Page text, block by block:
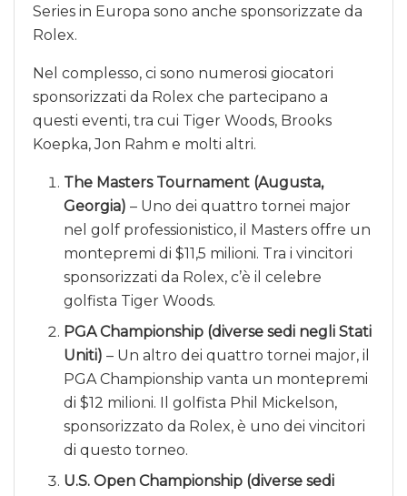
Series in Europa sono anche sponsorizzate da
Rolex.
Nel complesso, ci sono numerosi giocatori
sponsorizzati da Rolex che partecipano a
questi eventi, tra cui Tiger Woods, Brooks
Koepka, Jon Rahm e molti altri.
The Masters Tournament (Augusta,
Georgia) – Uno dei quattro tornei major
nel golf professionistico, il Masters offre un
montepremi di $11,5 milioni. Tra i vincitori
sponsorizzati da Rolex, c’è il celebre
golfista Tiger Woods.
PGA Championship (diverse sedi negli Stati
Uniti) – Un altro dei quattro tornei major, il
PGA Championship vanta un montepremi
di $12 milioni. Il golfista Phil Mickelson,
sponsorizzato da Rolex, è uno dei vincitori
di questo torneo.
U.S. Open Championship (diverse sedi